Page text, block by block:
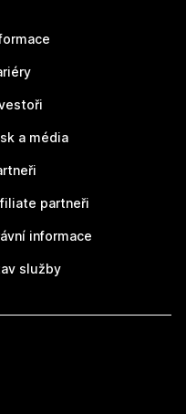
a média
partneři
informace
služby